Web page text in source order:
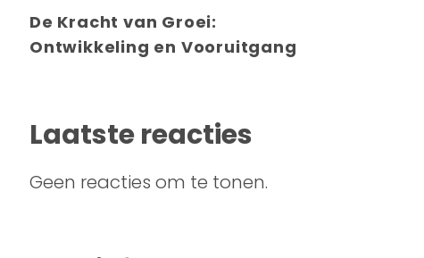
De Kracht van Groei:
Ontwikkeling en Vooruitgang
Laatste reacties
Geen reacties om te tonen.